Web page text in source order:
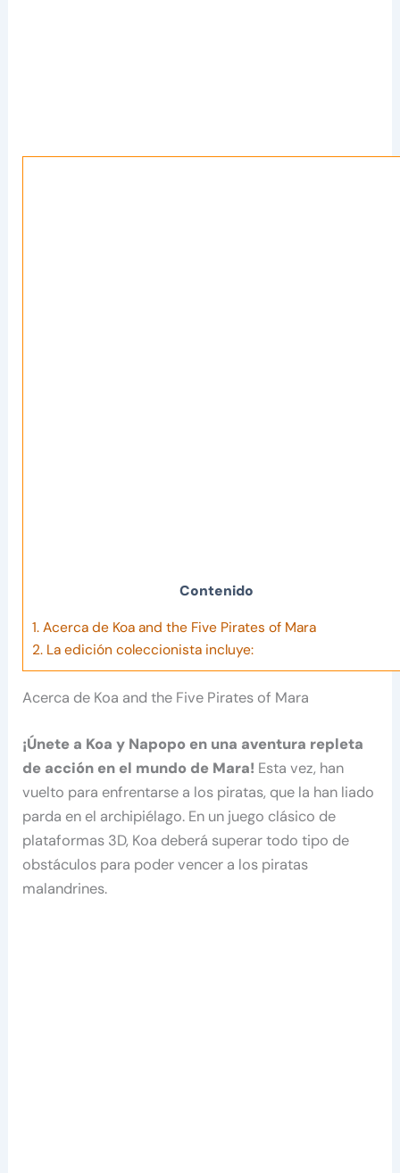
Contenido
1. Acerca de Koa and the Five Pirates of Mara
2. La edición coleccionista incluye:
Acerca de Koa and the Five Pirates of Mara
¡Únete a Koa y Napopo en una aventura repleta
de acción en el mundo de Mara! Esta vez, han
vuelto para enfrentarse a los piratas, que la han liado
parda en el archipiélago. En un juego clásico de
plataformas 3D, Koa deberá superar todo tipo de
obstáculos para poder vencer a los piratas
malandrines.